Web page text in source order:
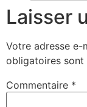
Laisser
Votre adresse e-
obligatoires sont
Commentaire *